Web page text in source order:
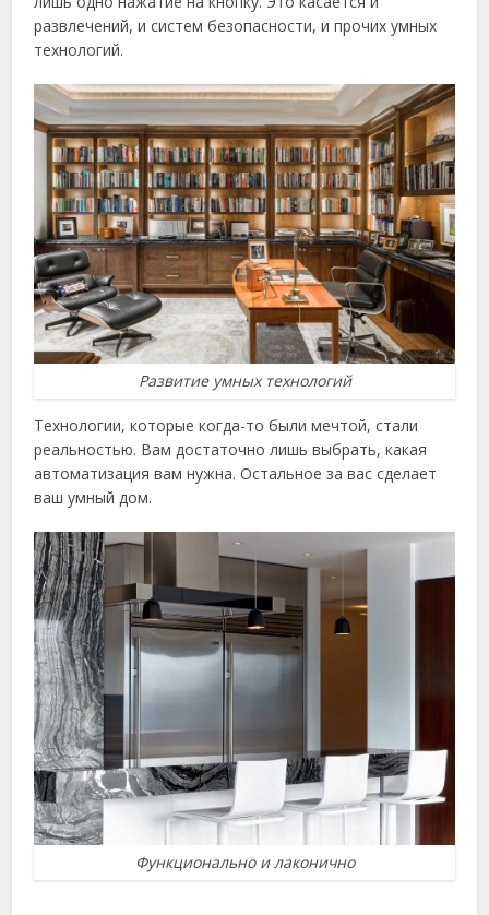
развлечений, и систем безопасности, и прочих умных
технологий.
Развитие умных технологий
Технологии, которые когда-то были мечтой, стали
реальностью. Вам достаточно лишь выбрать, какая
автоматизация вам нужна. Остальное за вас сделает
ваш умный дом.
Функционально и лаконично